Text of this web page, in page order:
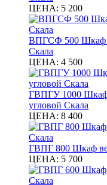
ЦЕНА: 5 200
ВПГСФ 500 Шкаф
Скала
ЦЕНА: 4 500
ГВПГУ 1000 Шкаф
угловой Скала
ЦЕНА: 8 400
ГВПГ 800 Шкаф
ЦЕНА: 5 700